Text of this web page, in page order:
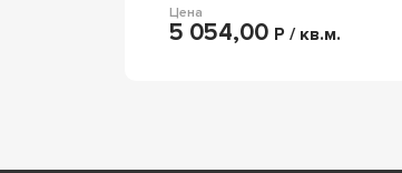
Цена
5 054,00 Р / кв.м.